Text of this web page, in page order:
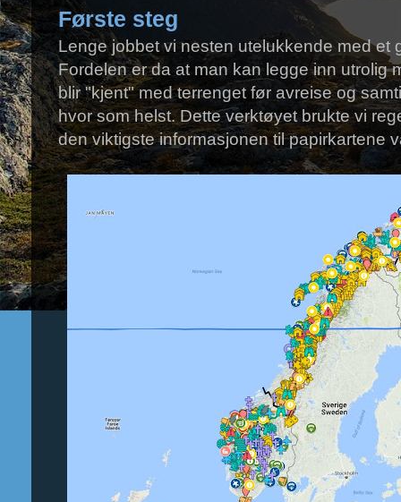
Første steg
Lenge jobbet vi nesten utelukkende med et
Fordelen er da at man kan legge inn utrolig
blir "kjent" med terrenget før avreise og
hvor som helst. Dette verktøyet brukte vi
den viktigste informasjonen til papirkartene